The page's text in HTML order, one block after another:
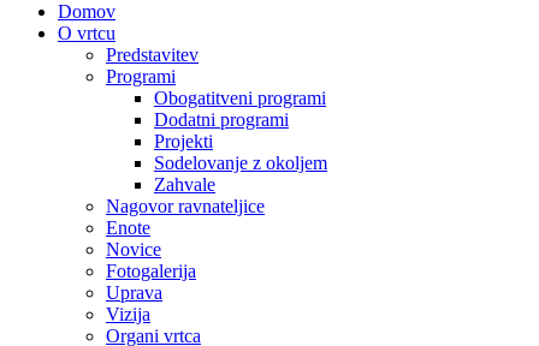
Domov
O vrtcu
Predstavitev
Programi
Obogatitveni programi
Dodatni programi
Projekti
Sodelovanje z okoljem
Zahvale
Nagovor ravnateljice
Enote
Novice
Fotogalerija
Uprava
Vizija
Organi vrtca